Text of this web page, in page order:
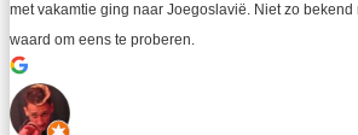
met vakamtie ging naar Joegoslavië. Niet zo
waard om eens te proberen.